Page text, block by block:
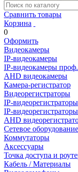
Сравнить товары
Корзина
0
Оформить
Видеокамеры
IP-видеокамеры
IP-видеокамеры
AHD видеокамеры
Камера-регистратор
Видеорегистраторы
IP-видеорегистраторы
IP-
AHD
Сетевое оборудование
Коммутаторы
Аксессуары
Точка доступа и
Кабель / Материалы